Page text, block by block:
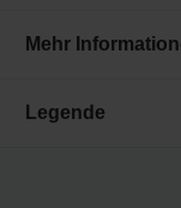
Mehr
Legende